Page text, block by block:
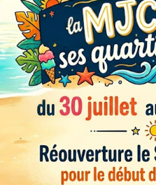
les sauts ou les
notions élémentaires de
en musique, en
massues, ruban, cerceau ou
de sport ou justaucorps